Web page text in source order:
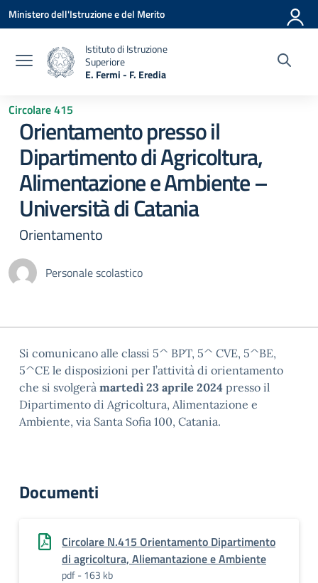
Vai ai contenuti
Vai al menu di navigazione
Vai al footer
Ministero dell'Istruzione e del Merito
Istituto di Istruzione
Superiore
E. Fermi - F. Eredia
Circolare 415
Orientamento presso il
Dipartimento di Agricoltura,
Alimentazione e Ambiente –
Università di Catania
Orientamento
Personale scolastico
Si comunicano alle classi 5^ BPT, 5^ CVE, 5^BE,
5^CE le disposizioni per l’attività di orientamento
che si svolgerà martedì 23 aprile 2024 presso il
Dipartimento di Agricoltura, Alimentazione e
Ambiente, via Santa Sofia 100, Catania.
Documenti
Circolare N.415 Orientamento Dipartimento
di agricoltura, Aliemantazione e Ambiente
pdf - 163 kb